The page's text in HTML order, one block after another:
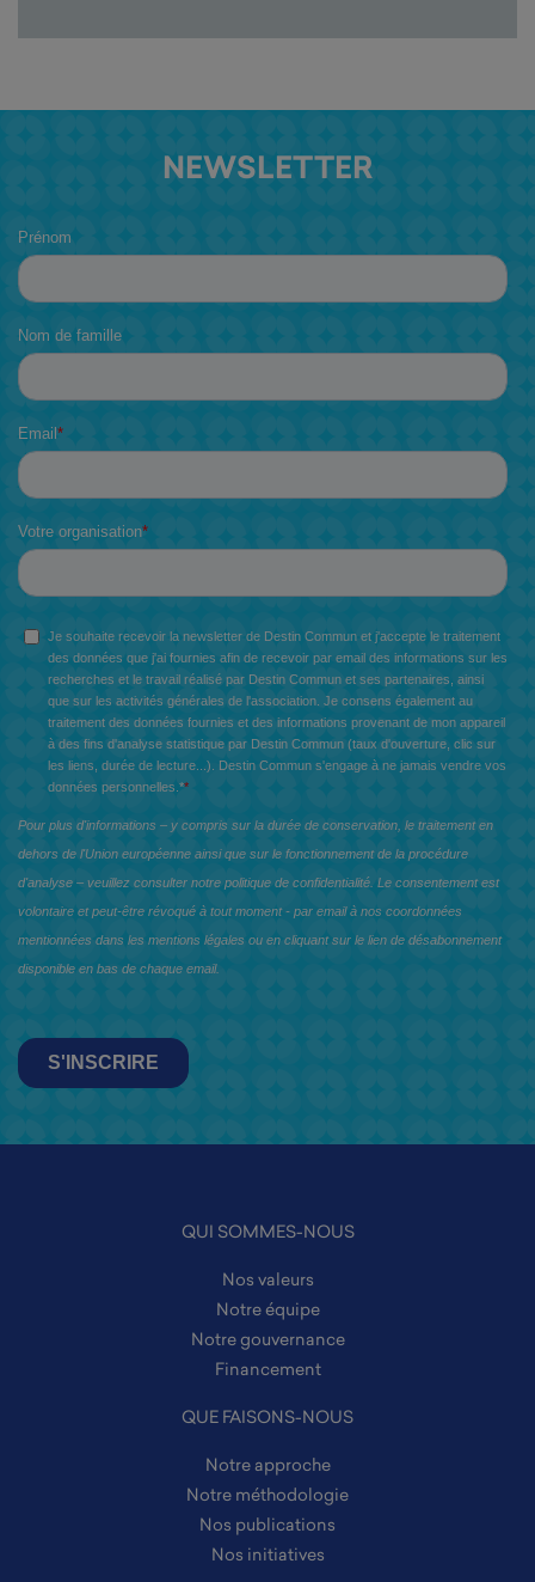
NEWSLETTER
QUI SOMMES-NOUS
Nos valeurs
Notre équipe
Notre gouvernance
Financement
QUE FAISONS-NOUS
Notre approche
Notre méthodologie
Nos publications
Nos initiatives